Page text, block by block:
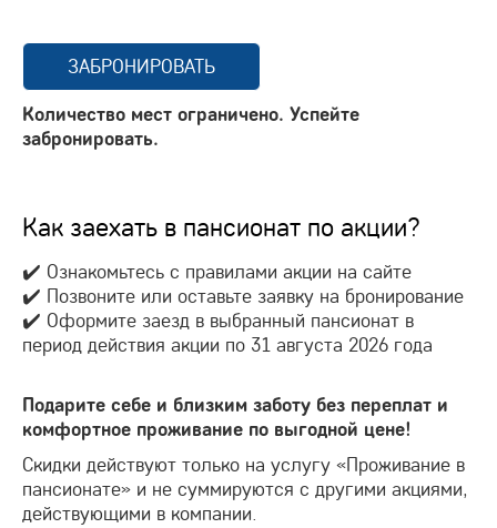
ЗАБРОНИРОВАТЬ
Количество мест ограничено. Успейте
забронировать.
Как заехать в пансионат по акции?
✔️ Ознакомьтесь с правилами акции на сайте
✔️ Позвоните или оставьте заявку на бронирование
✔️ Оформите заезд в выбранный пансионат в
период действия акции по 31 августа 2026 года
Подарите себе и близким заботу без переплат и
комфортное проживание по выгодной цене!
Скидки действуют только на услугу «Проживание в
пансионате» и не суммируются с другими акциями,
действующими в компании.